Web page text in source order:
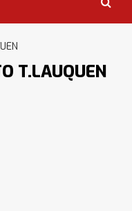
T.LAUQUEN